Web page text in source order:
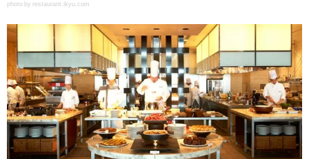
photo by restaurant.ikyu.com